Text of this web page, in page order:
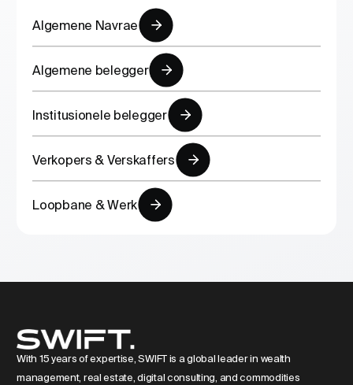
Algemene Navrae
Algemene belegger
Institusionele belegger
Verkopers & Verskaffers
Loopbane & Werk
With 15 years of expertise, SWIFT is a global leader in wealth
management, real estate, digital consulting, and commodities